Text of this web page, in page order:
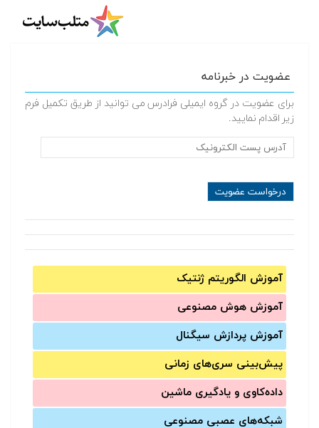
عضویت در خبرنامه
برای عضویت در گروه ایمیلی فرادرس می توانید از طریق تکمیل فرم
زیر اقدام نمایید.
آموزش الگوریتم ژنتیک
آموزش‌ هوش مصنوعی
آموزش‌ پردازش سیگنال
پیش‌‌بینی سری‌‌های زمانی
داده‌کاوی و یادگیری ماشین
شبکه‌های عصبی مصنوعی